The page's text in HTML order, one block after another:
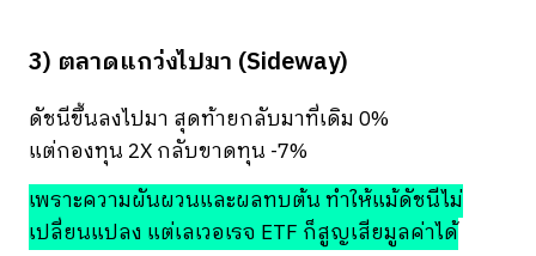
3) ตลาดแกว่งไปมา (Sideway)
ดัชนีขึ้นลงไปมา สุดท้ายกลับมาที่เดิม 0%
แต่กองทุน 2X กลับขาดทุน -7%
เพราะความผันผวนและผลทบต้น ทำให้แม้ดัชนีไม่
เปลี่ยนแปลง แต่เลเวอเรจ ETF ก็สูญเสียมูลค่าได้